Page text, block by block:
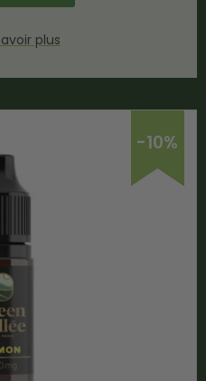
plus
-10%